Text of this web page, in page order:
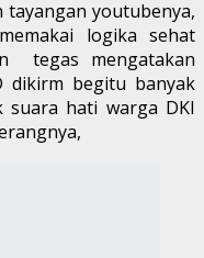
youtubenya,
logika sehat
tegas mengatakan
dikirm begitu banyak
suara hati warga DKI